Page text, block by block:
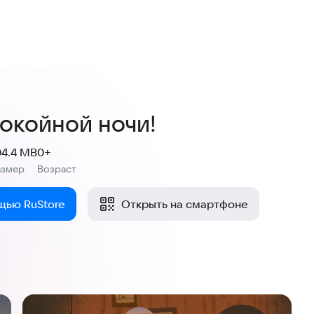
ночи!
MB
Возраст
0+
RuStore Открыть на смартфоне